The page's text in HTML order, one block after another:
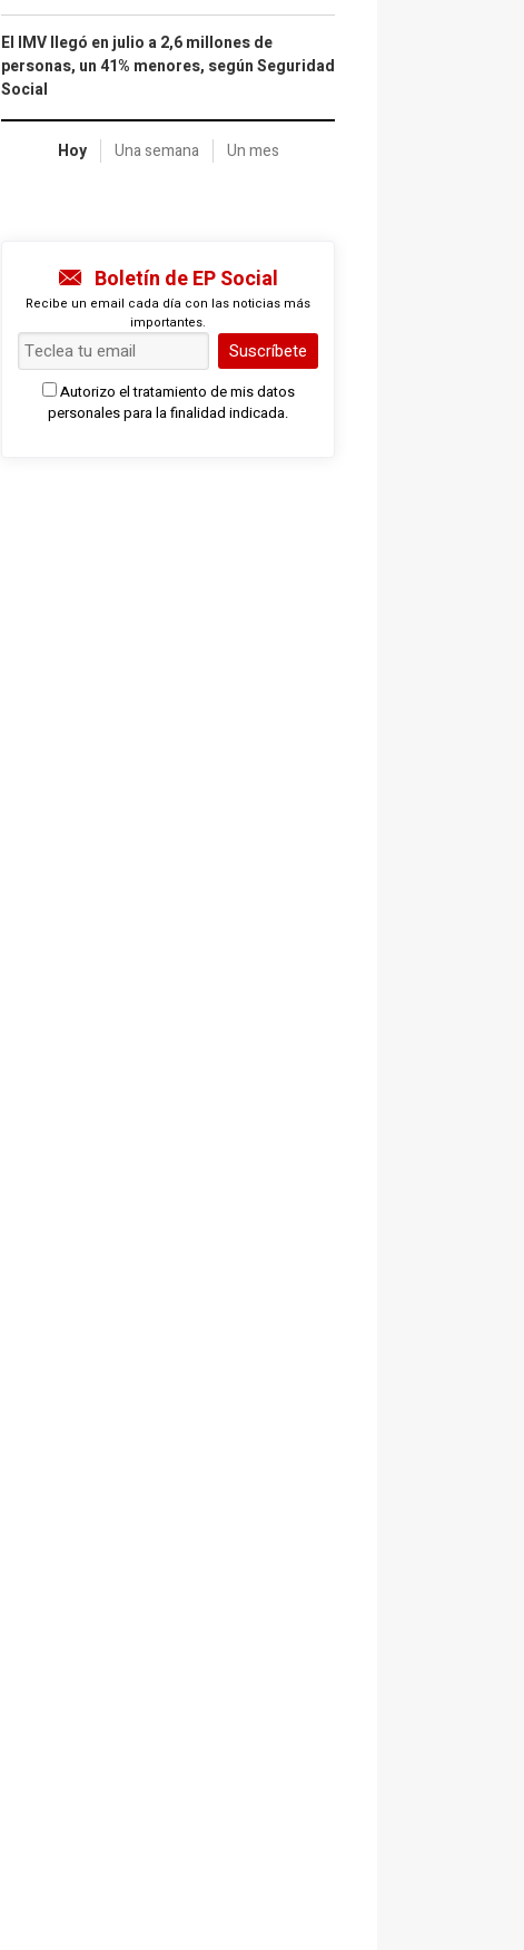
El IMV llegó en julio a 2,6 millones de
personas, un 41% menores, según Seguridad
Social
Hoy Una semana Un mes
Boletín de EP Social
Recibe un email cada día con las noticias más
importantes.
Suscríbete
Autorizo el tratamiento de mis datos
personales para la finalidad indicada.